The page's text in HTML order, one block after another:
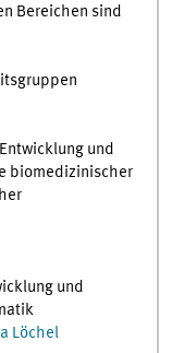
Bereichen sind
und
biomedizinischer
und
Löchel